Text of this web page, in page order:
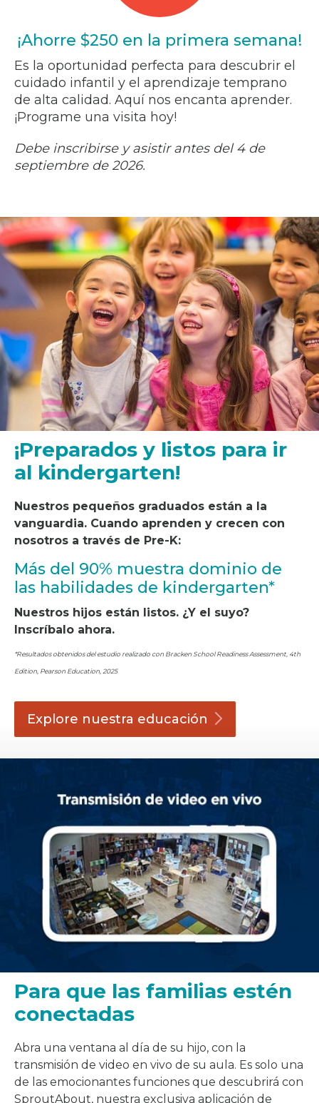
¡Ahorre $250 en la primera semana!
Es la oportunidad perfecta para descubrir el
cuidado infantil y el aprendizaje temprano
de alta calidad. Aquí nos encanta aprender.
¡Programe una visita hoy!
Debe inscribirse y asistir antes del 4 de
septiembre de 2026.
¡Preparados y listos para ir
al kindergarten!
Nuestros pequeños graduados están a la
vanguardia. Cuando aprenden y crecen con
nosotros a través de Pre-K:
Más del 90% muestra dominio de
las habilidades de kindergarten*
Nuestros hijos están listos. ¿Y el suyo?
Inscríbalo ahora.
*Resultados obtenidos del estudio realizado con Bracken School Readiness Assessment, 4th
Edition, Pearson Education, 2025
Explore nuestra educación
Para que las familias estén
conectadas
Abra una ventana al día de su hijo, con la
transmisión de video en vivo de su aula. Es solo una
de las emocionantes funciones que descubrirá con
SproutAbout, nuestra exclusiva aplicación de